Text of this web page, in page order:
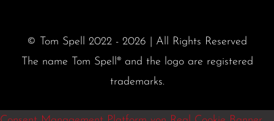
© Tom Spell 2022 - 2026 | All Rights Reserved
The name Tom Spell® and the logo are registered
trademarks.